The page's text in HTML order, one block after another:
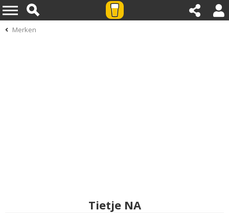
Merken
Tietje NA